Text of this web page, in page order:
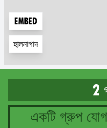
Embed
হালনাগাদ
2
একটি গ্রুপ